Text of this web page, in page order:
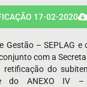
17-02-2020
Gestão – SEPLAG
com a
retificação do
ANEXO IV –